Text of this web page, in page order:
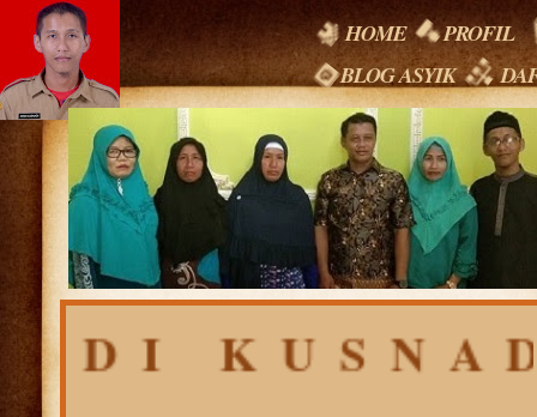
HOME
PROFIL
BLOG ASYIK